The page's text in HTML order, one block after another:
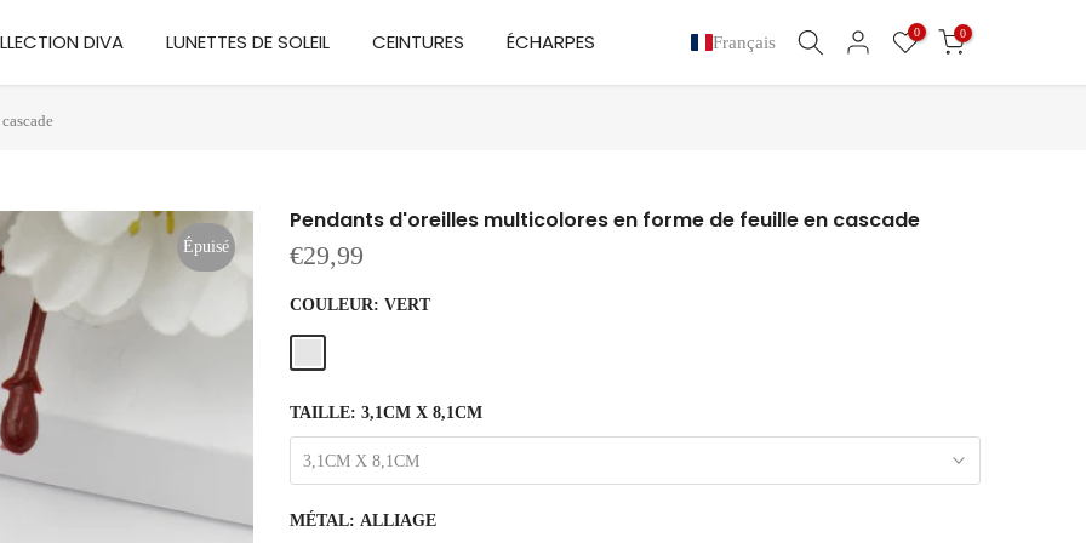
DIVA LUNETTES DE SOLEIL CEINTURES ÉCHARPES Français 0 0
Épuisé
Pendants d'oreilles multicolores en forme de feuille en cascade
€29,99
COULEUR: VERT
TAILLE: 3,1CM X 8,1CM
3,1CM X 8,1CM
MÉTAL: ALLIAGE